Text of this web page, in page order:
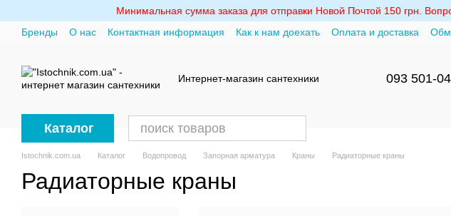
Перейти к основному контентуМинимальная сумма заказа для отправки Новой Почтой 150 грн.
Бренды
О нас Контактная информация Как к нам доехать Оплата и доставка
Интернет-магазин сантехники 093 501-
Каталог
Istochnik.com.ua Каталог Водопровод Запорная арматура Краны Радиаторные краны
Радиаторные краны